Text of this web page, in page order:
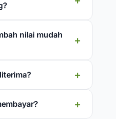
nilai mudah